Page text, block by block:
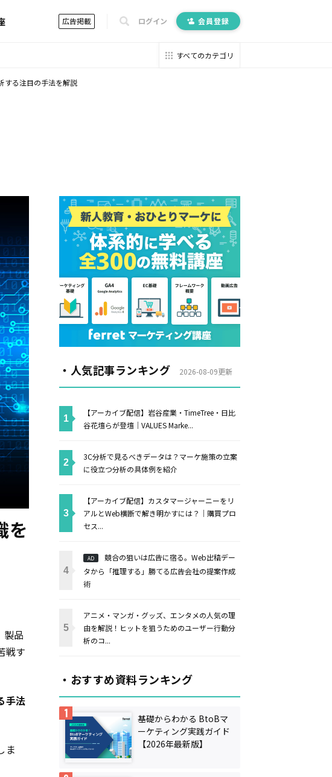
広告掲載 ログイン 会員登録
すべてのカテゴリ
する注目の手法を解説
を
製品
戦す
手法
ま
・人気記事ランキング 2026-08-09更新
【アーカイブ配信】岩谷産業・TimeTree・日比
谷花壇らが登壇｜VALUES Marke...
3C分析で見るべきデータは？マーケ施策の立案
に役立つ分析の具体例を紹介
【アーカイブ配信】カスタマージャーニーをリ
アルとWeb横断で解き明かすには？｜購買プロ
セス...
AD
競合の狙いは広告に宿る。Web出稿デー
タから「推理する」勝てる広告会社の提案作成
術
アニメ・マンガ・グッズ、エンタメの人気の理
由を解説！ヒットを狙うためのユーザー行動分
析のコ...
・おすすめ資料ランキング
基礎からわかる BtoBマ
ーケティング実践ガイド
【2026年最新版】